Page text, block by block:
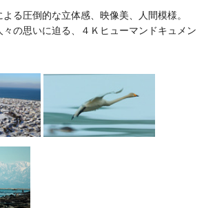
る圧倒的な立体感、映像美、人間模様。
々の思いに迫る、４Ｋヒューマンドキュメン